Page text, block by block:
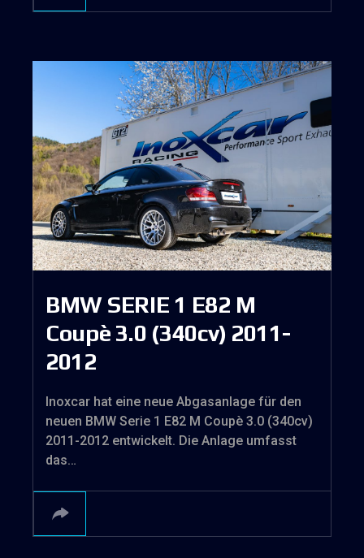
BMW SERIE 1 E82 M
Coupè 3.0 (340cv) 2011-
2012
Inoxcar hat eine neue Abgasanlage für den
neuen BMW Serie 1 E82 M Coupè 3.0 (340cv)
2011-2012 entwickelt. Die Anlage umfasst
das…